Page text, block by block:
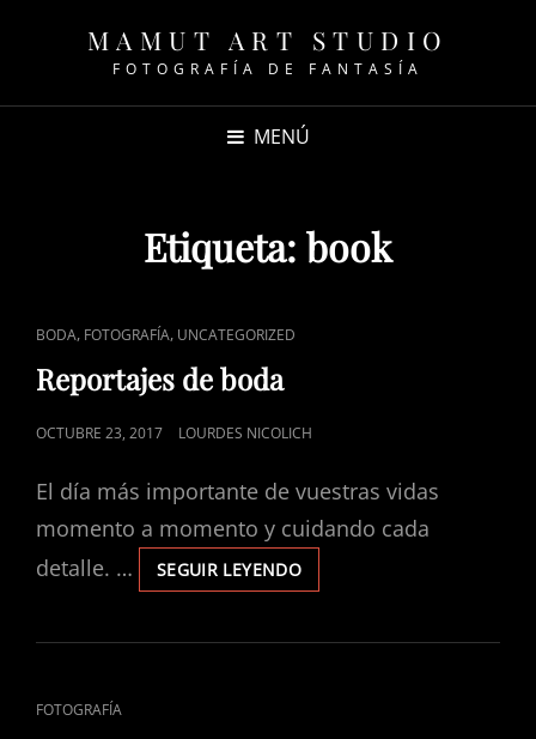
MAMUT ART STUDIO
FOTOGRAFÍA DE FANTASÍA
MENÚ
Etiqueta: book
ENLACES
DE
CATEGORÍAS
BODA, FOTOGRAFÍA, UNCATEGORIZED
Reportajes de boda
PUBLICADO
OCTUBRE 23, 2017 LOURDES NICOLICH
El día más importante de vuestras vidas
momento a momento y cuidando cada
detalle. …
SEGUIR LEYENDOREPORTAJES
DE
ENLACES
FOTOGRAFÍA